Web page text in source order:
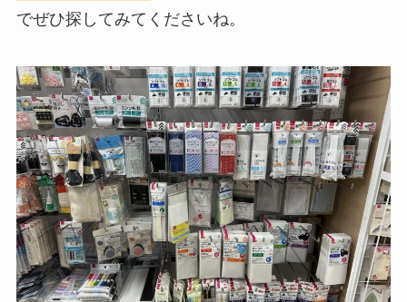
でぜひ探してみてくださいね。